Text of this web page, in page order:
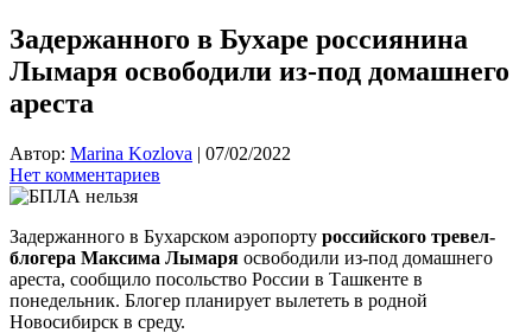
Задержанного в Бухаре россиянина
Лымаря освободили из-под домашнего
ареста
Автор: Marina Kozlova | 07/02/2022
Нет комментариев
Задержанного в Бухарском аэропорту российского тревел-
блогера Максима Лымаря освободили из-под домашнего
ареста, сообщило посольство России в Ташкенте в
понедельник. Блогер планирует вылететь в родной
Новосибирск в среду.